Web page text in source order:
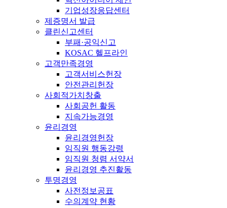
기업성장응답센터
제증명서 발급
클린신고센터
부패·공익신고
KOSAC 헬프라인
고객만족경영
고객서비스헌장
안전관리헌장
사회적가치창출
사회공헌 활동
지속가능경영
윤리경영
윤리경영헌장
임직원 행동강령
임직원 청렴 서약서
윤리경영 추진활동
투명경영
사전정보공표
수의계약 현황